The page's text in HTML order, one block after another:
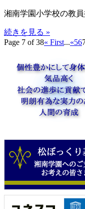
湘南学園小学校の教
続きを見る »
Page 7 of 38« First...«56